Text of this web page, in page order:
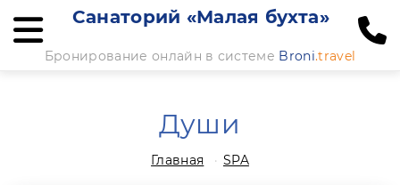
Санаторий «Малая бухта»
Бронирование онлайн в системе Broni.travel
Души
Главная SPA